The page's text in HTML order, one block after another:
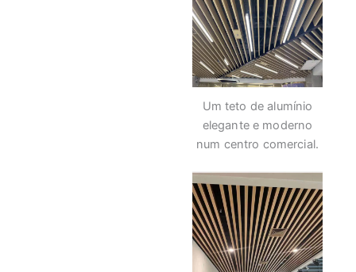
Um teto de alumínio
elegante e moderno
num centro comercial.